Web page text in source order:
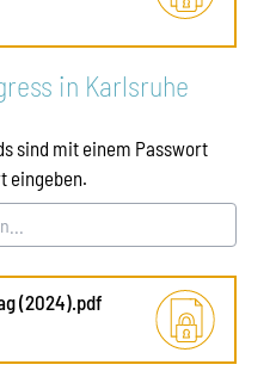
in Karlsruhe
sind mit einem Passwort
eingeben.
(2024).pdf